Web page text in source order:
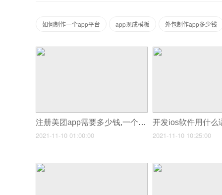
如何制作一个app平台 app现成模板 外包制作app多少钱
注册美团app需要多少钱,一个app的开发需要多少钱
2021-11-10 01:00:00 2021-11-10 10:25:00